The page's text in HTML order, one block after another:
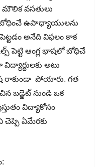
వసతులు
బోధించే ఉపాధ్యాయులను
అనేది విఫలం కాక
పెట్టి ఆంగ్ల భాషలో బోధిచే
అటు
రాకుండా పోయారు. గత
బడ్జెట్ నుండి ఒక
విద్యాకోసం
చెప్పి ఏమేరకు